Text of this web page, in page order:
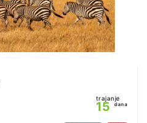
trajanje
15 dana